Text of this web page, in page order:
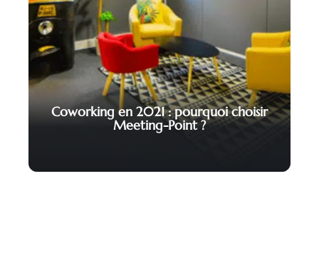
Coworking en 2021 : pourquoi choisir
Meeting-Point ?